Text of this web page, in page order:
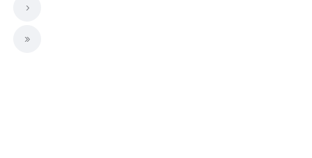
›
»